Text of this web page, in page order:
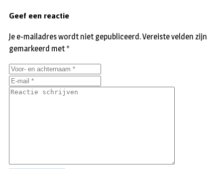
Geef een reactie
Je e-mailadres wordt niet gepubliceerd.Vereiste velden zijn
gemarkeerd met *